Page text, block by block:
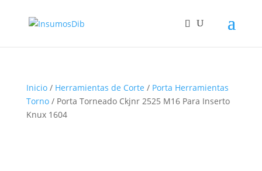
Inicio/ Herramientas de Corte / Porta Herramientas
Torno/ Porta Torneado Ckjnr 2525 M16 Para Inserto
Knux 1604